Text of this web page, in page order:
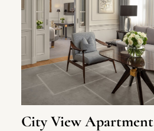
City View Apartment